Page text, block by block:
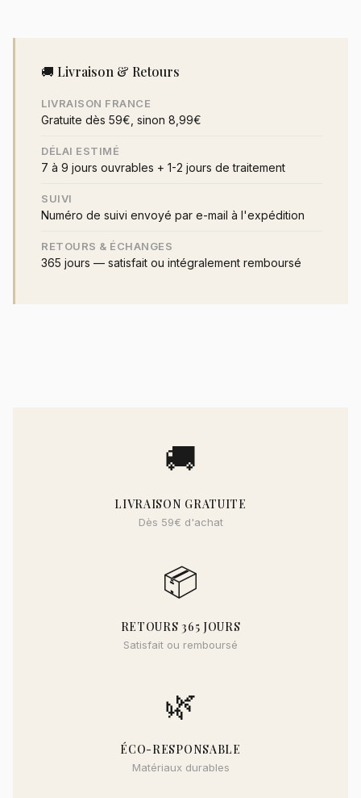
🚚 Livraison & Retours
LIVRAISON FRANCE
Gratuite dès 59€, sinon 8,99€
DÉLAI ESTIMÉ
7 à 9 jours ouvrables + 1-2 jours de traitement
SUIVI
Numéro de suivi envoyé par e-mail à l'expédition
RETOURS & ÉCHANGES
365 jours — satisfait ou intégralement remboursé
🚚
LIVRAISON GRATUITE
Dès 59€ d'achat
📦
RETOURS 365 JOURS
Satisfait ou remboursé
🌿
ÉCO-RESPONSABLE
Matériaux durables